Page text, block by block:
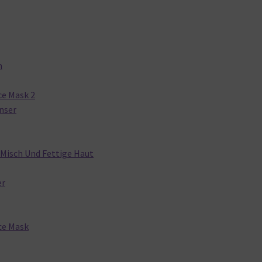
Mask 2
Und Fettige Haut
Mask